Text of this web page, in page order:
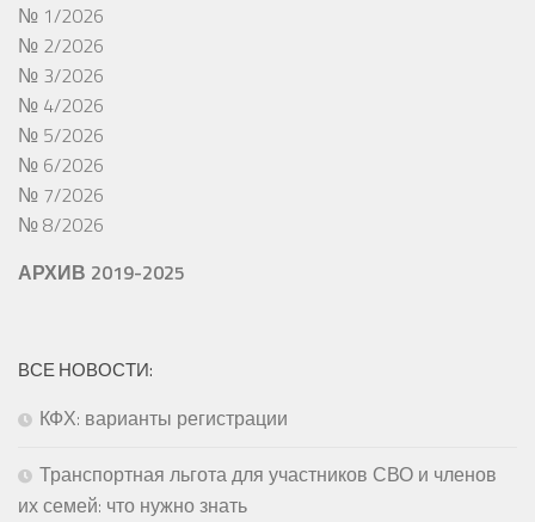
№ 1/2026
№ 2/2026
№ 3/2026
№ 4/2026
№ 5/2026
№ 6/2026
№ 7/2026
№ 8/2026
АРХИВ 2019-2025
ВСЕ НОВОСТИ:
КФХ: варианты регистрации
Транспортная льгота для участников СВО и членов
их семей: что нужно знать